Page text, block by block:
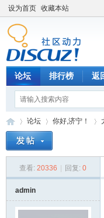
设为首页 收藏本站
论坛 排行榜 返
论坛
›
你好,济宁！
查看: 20336 回复: 0
admin